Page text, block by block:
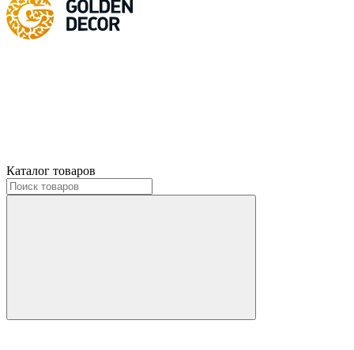
Каталог товаров